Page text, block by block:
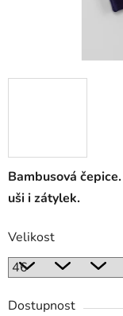
Bambusová
uši i zátylek.
Velikost
Dostupnost